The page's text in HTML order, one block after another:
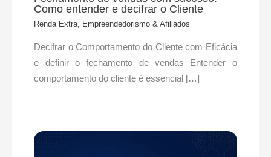
Como entender e decifrar o Cliente
Renda Extra, Empreendedorismo & Afiliados
Decifrar o Comportamento do Cliente com Eficácia
e definir o fechamento de vendas Entender o
comportamento do cliente é essencial […]